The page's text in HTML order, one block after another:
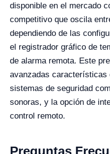
disponible en el mercado
competitivo que oscila
dependiendo de las
el registrador gráfico de
de alarma remota. Este
avanzadas características
sistemas de seguridad
sonoras, y la opción de
control remoto.
Preguntas